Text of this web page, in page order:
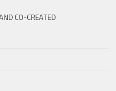
CO-CREATED